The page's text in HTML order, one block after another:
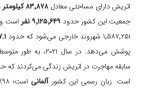
اتریش دارای مساحتی معادل۸۳٬۸۷۸ کیلومتر مربع
جمعیت این کشور حدود ۹٬۱۲۵٬۶۴۹ نفر
۱٬۵۸۷٬۲۵۱ شهروند خارجی می‌شود که حدود
سابقه مهاجرت در اتریش زندگی می‌کردند که
است. زبان رسمی این کشور آلمانی